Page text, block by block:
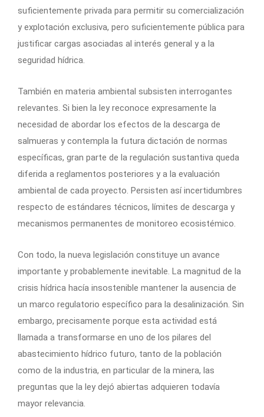
suficientemente privada para permitir su comercialización
y explotación exclusiva, pero suficientemente pública para
justificar cargas asociadas al interés general y a la
seguridad hídrica.
También en materia ambiental subsisten interrogantes
relevantes. Si bien la ley reconoce expresamente la
necesidad de abordar los efectos de la descarga de
salmueras y contempla la futura dictación de normas
específicas, gran parte de la regulación sustantiva queda
diferida a reglamentos posteriores y a la evaluación
ambiental de cada proyecto. Persisten así incertidumbres
respecto de estándares técnicos, límites de descarga y
mecanismos permanentes de monitoreo ecosistémico.
Con todo, la nueva legislación constituye un avance
importante y probablemente inevitable. La magnitud de la
crisis hídrica hacía insostenible mantener la ausencia de
un marco regulatorio específico para la desalinización. Sin
embargo, precisamente porque esta actividad está
llamada a transformarse en uno de los pilares del
abastecimiento hídrico futuro, tanto de la población
como de la industria, en particular de la minera, las
preguntas que la ley dejó abiertas adquieren todavía
mayor relevancia.